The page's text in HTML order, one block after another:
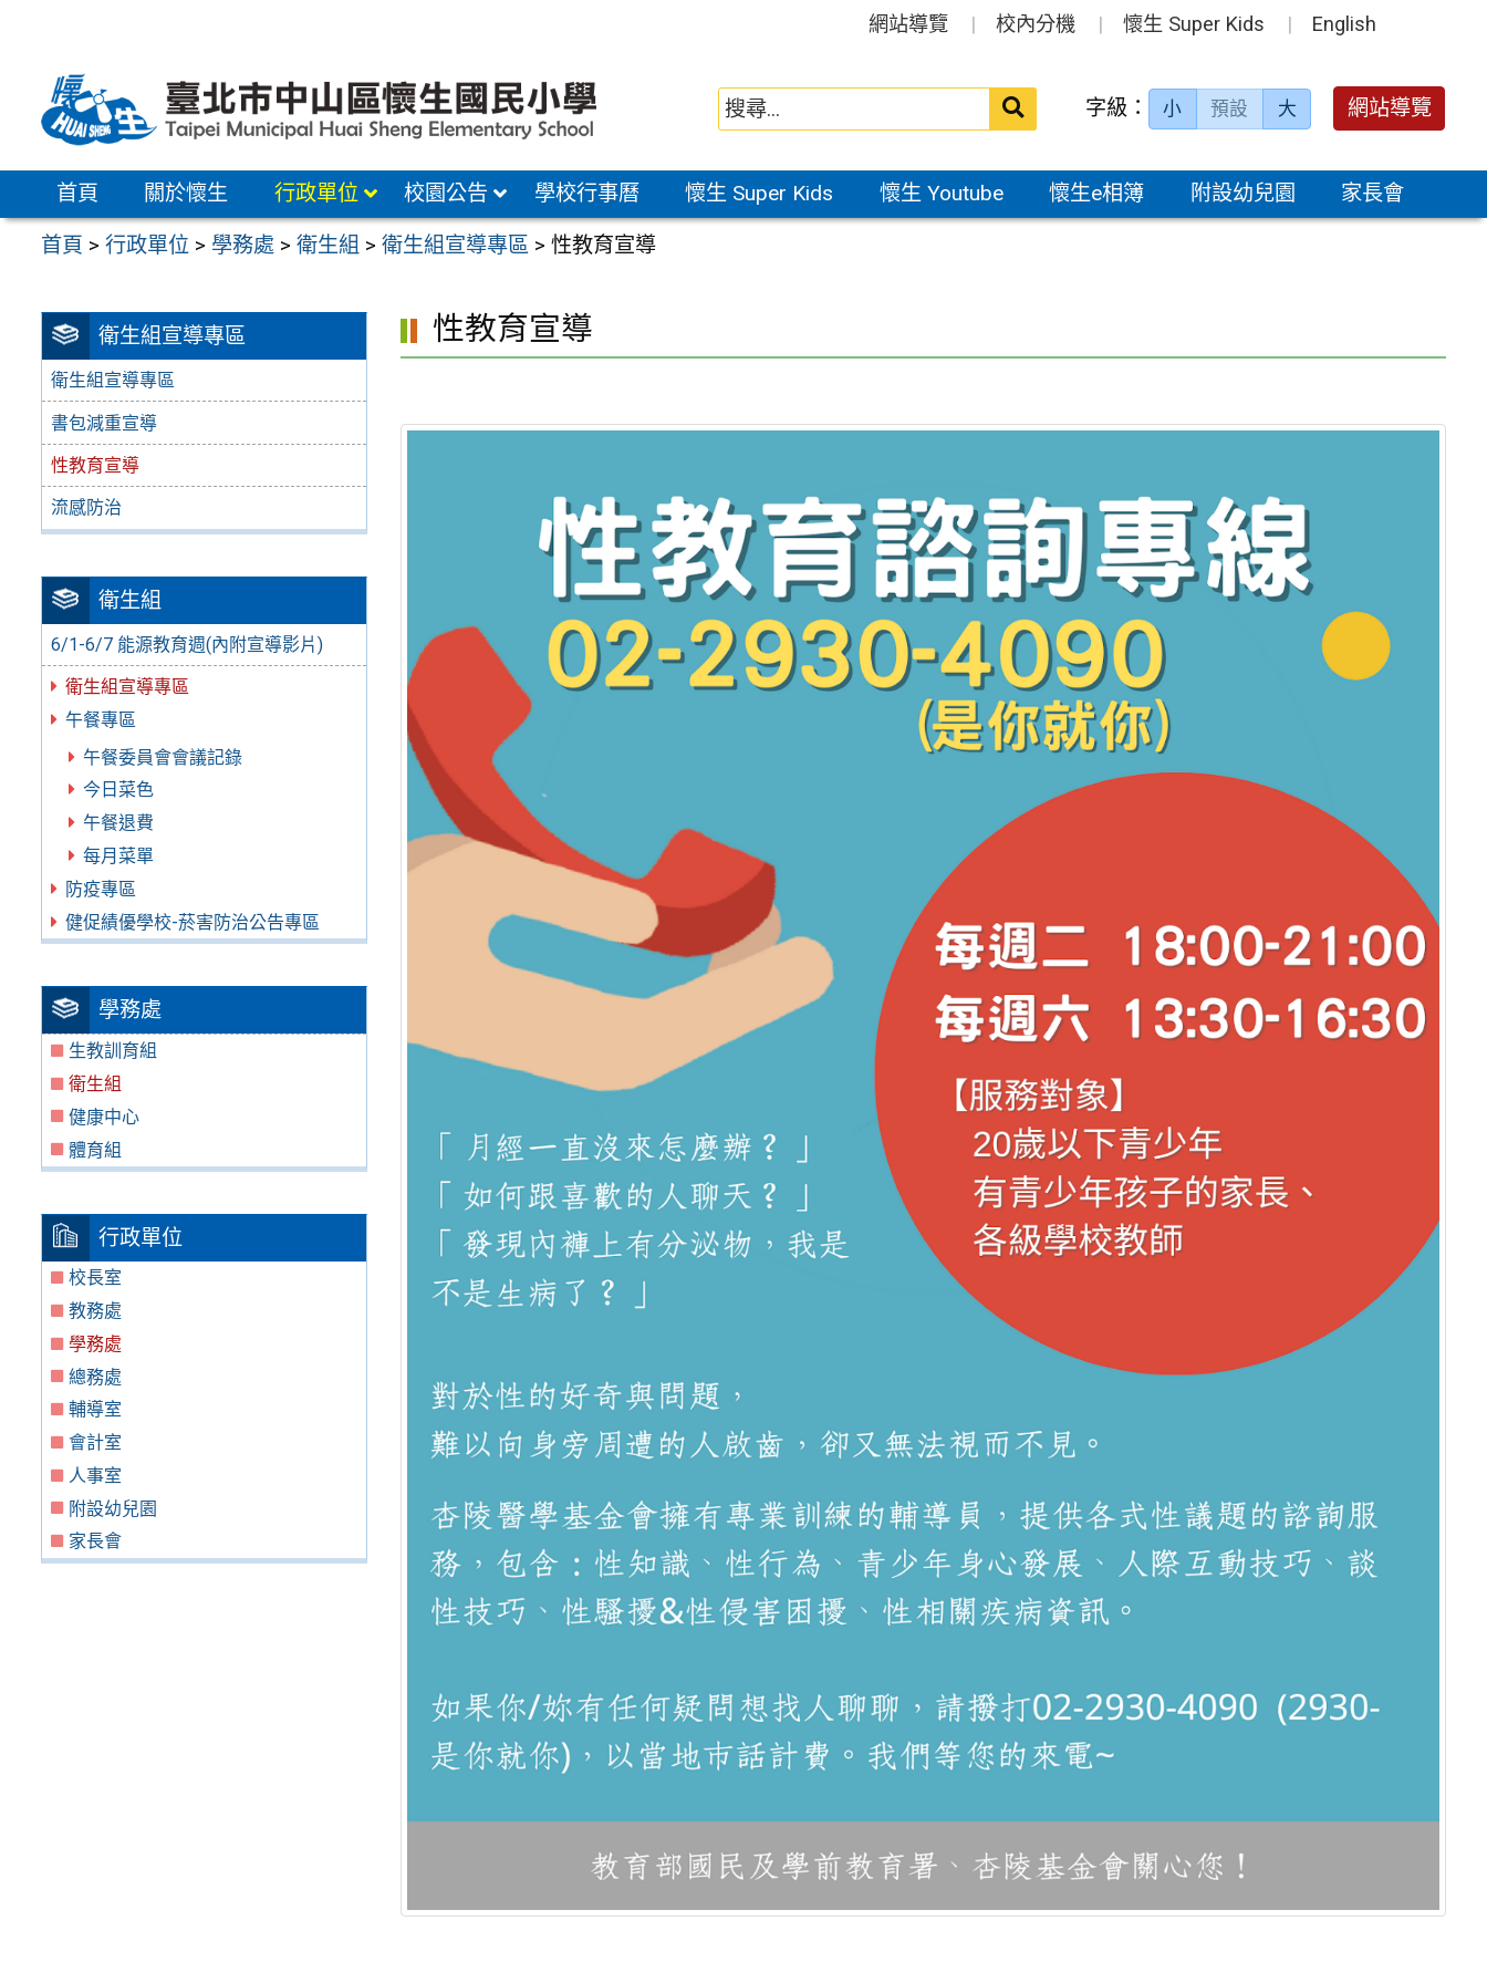
區
網站導覽 校內分機 懷生 Super Kids English
送出 字級： 小 預設 大 網站導覽
首頁 關於懷生 行政單位 校園公告 學校行事曆 懷生 Super Kids 懷生 Youtube 懷生e相簿 附設幼兒園 家長會
首頁 >行政單位 > 學務處 >衛生組 >衛生組宣導專區 >性教育宣導
衛生組宣導專區
衛生組宣導專區
書包減重宣導
性教育宣導
流感防治
衛生組
6/1-6/7 能源教育週(內附宣導影片)
衛生組宣導專區
午餐專區
午餐委員會會議記錄
今日菜色
午餐退費
每月菜單
防疫專區
健促績優學校-菸害防治公告專區
學務處
生教訓育組
衛生組
健康中心
體育組
行政單位
校長室
教務處
學務處
總務處
輔導室
會計室
人事室
附設幼兒園
家長會
性教育宣導